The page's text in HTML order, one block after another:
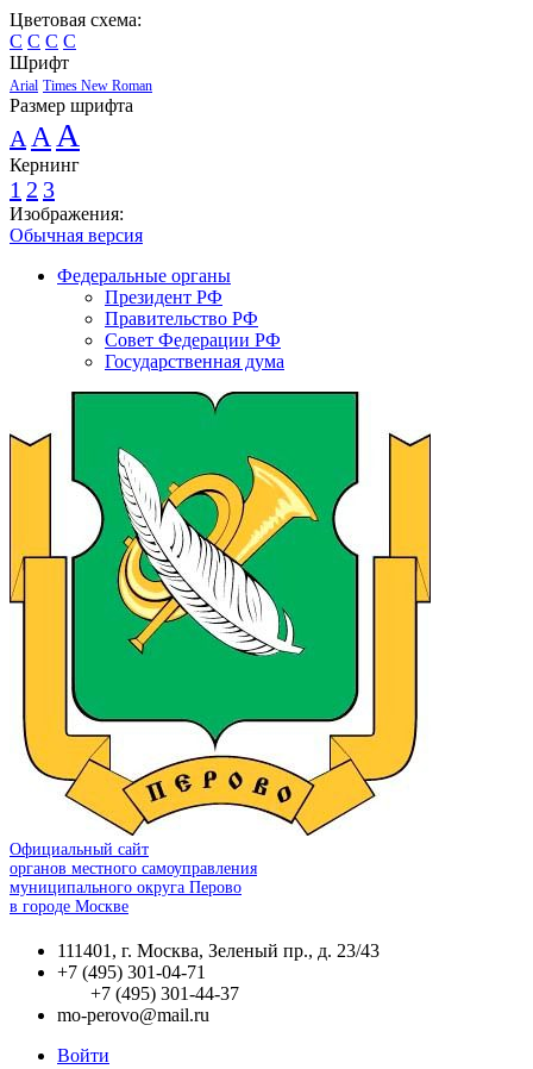
Цветовая схема:
C C C C
Шрифт
Arial Times New Roman
Размер шрифта
A A A
Кернинг
1 2 3
Изображения:
Обычная версия
Федеральные органы
Президент РФ
Правительство РФ
Совет Федерации РФ
Государственная дума
Официальный сайт
органов местного самоуправления
муниципального округа Перово
в городе Москве
111401, г. Москва, Зеленый пр., д. 23/43
+7 (495) 301-04-71
+7 (495) 301-44-37
mo-perovo@mail.ru
Войти